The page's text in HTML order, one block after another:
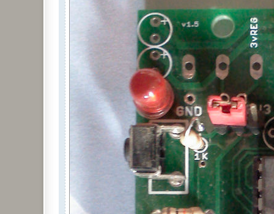
Tc_100 = (6 * TReading) + TReading / 4;    //
Whole = Tc_100 / 100;  // separate off the
  Fract = Tc_100 % 100;
  Serial.print(temp);
  lcd.print(temp);
  if (SignBit) // If its negative
     Serial.print("-");
     lcd.print("-");
  Serial.print(Whole);
  lcd.print(Whole);
  Serial.print(".");
  lcd.print(".");
  if (Fract < 10)
     Serial.print("0");
     lcd.print("0");